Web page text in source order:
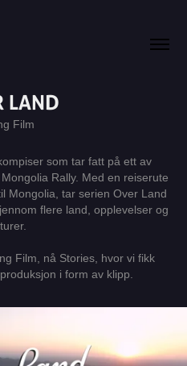
LAND
Film
som tar fatt på ett av
Rally. Med en reiserute
Mongolia, tar serien Over Land
flere land, opplevelser og
Film, nå Stories, hvor vi fikk
i form av klipp.